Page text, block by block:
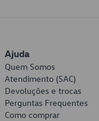
Ajuda
Quem Somos
Atendimento (SAC)
Devoluções e trocas
Perguntas Frequentes
Como comprar